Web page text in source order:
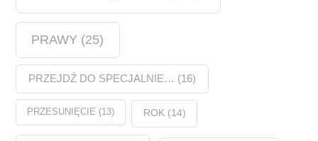
PRAWY (25)
PRZEJDŹ DO SPECJALNIE… (16)
PRZESUNIĘCIE (13) ROK(14)